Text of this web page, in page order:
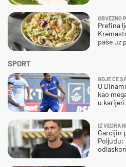
SPORT
GDJE ĆE
U
kao
u karijeri
IZ VEDRA
Garcijin
Poljudu:
OBVEZNO
Prefina
paše uz